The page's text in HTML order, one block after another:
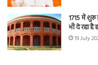
1715 में
भी दे रहा है
19 July